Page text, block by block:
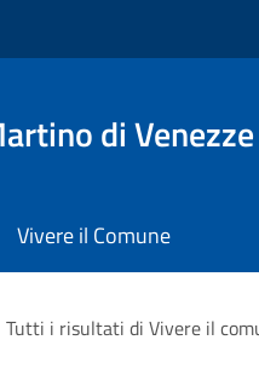
di Venezze
Vivere il Comune
Tutti i risultati di Vivere il